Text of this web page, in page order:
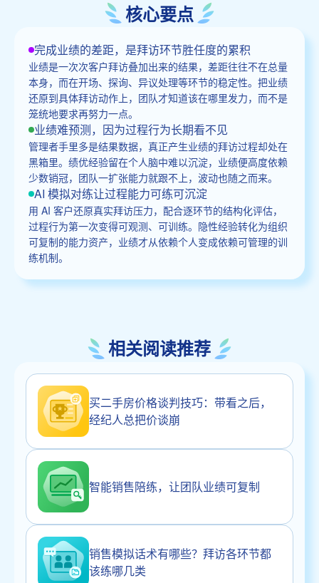
核心要点
完成业绩的差距，是拜访环节胜任度的累积
业绩是一次次客户拜访叠加出来的结果，差距往往不在总量
本身，而在开场、探询、异议处理等环节的稳定性。把业绩
还原到具体拜访动作上，团队才知道该在哪里发力，而不是
笼统地要求再努力一点。
业绩难预测，因为过程行为长期看不见
管理者手里多是结果数据，真正产生业绩的拜访过程却处在
黑箱里。绩优经验留在个人脑中难以沉淀，业绩便高度依赖
少数销冠，团队一扩张能力就跟不上，波动也随之而来。
AI 模拟对练让过程能力可练可沉淀
用 AI 客户还原真实拜访压力，配合逐环节的结构化评估，
过程行为第一次变得可观测、可训练。隐性经验转化为组织
可复制的能力资产，业绩才从依赖个人变成依赖可管理的训
练机制。
相关阅读推荐
买二手房价格谈判技巧：带看之后，
经纪人总把价谈崩
智能销售陪练，让团队业绩可复制
销售模拟话术有哪些？拜访各环节都
该练哪几类